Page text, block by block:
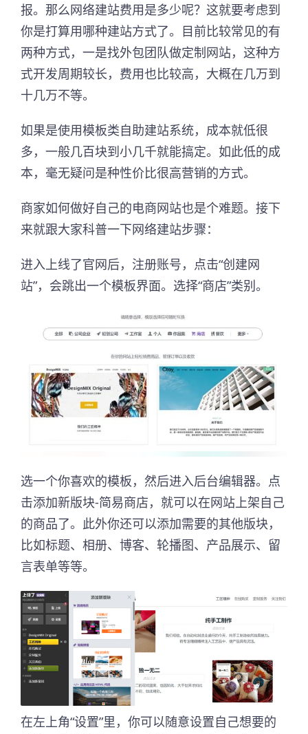
报。那么网络建站费用是多少呢？这就要考虑到
你是打算用哪种建站方式了。目前比较常见的有
两种方式，一是找外包团队做定制网站，这种方
式开发周期较长，费用也比较高，大概在几万到
十几万不等。
如果是使用模板类自助建站系统，成本就低很
多，一般几百块到小几千就能搞定。如此低的成
本，毫无疑问是种性价比很高营销的方式。
商家如何做好自己的电商网站也是个难题。接下
来就跟大家科普一下网络建站步骤：
进入上线了官网后，注册账号，点击“创建网
站”，会跳出一个模板界面。选择“商店”类别。
选一个你喜欢的模板，然后进入后台编辑器。点
击添加新版块-简易商店，就可以在网站上架自己
的商品了。此外你还可以添加需要的其他版块，
比如标题、相册、博客、轮播图、产品展示、留
言表单等等。
在左上角“设置”里，你可以随意设置自己想要的